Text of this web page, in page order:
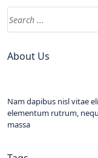
About Us
Nam dapibus nisl vitae
elementum rutrum,
massa